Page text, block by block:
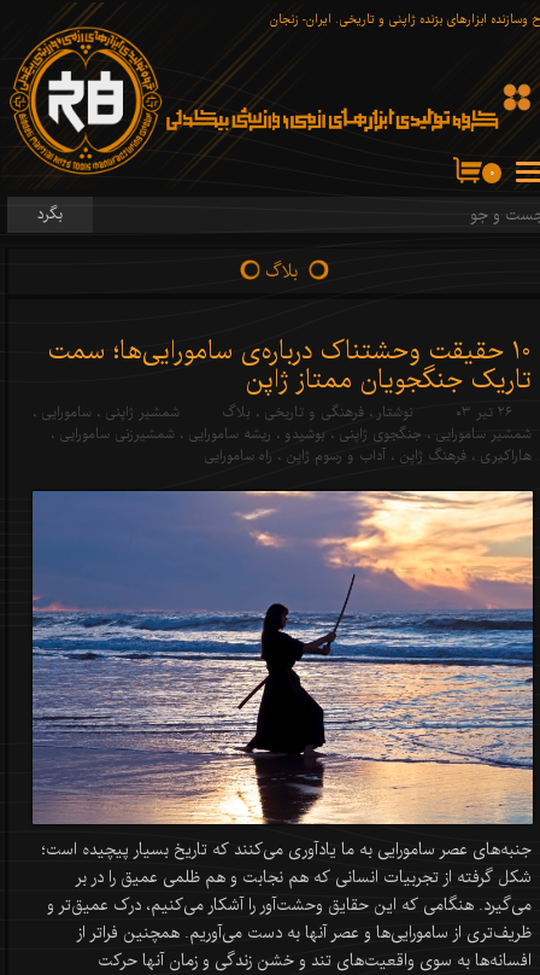
وسازنده ابزارهای برّنده ژاپنی و تاریخی. ایران- زنجان
۰
بگرد
10 حقیقت وحشتناک درباره‌ی سامورایی‌ها؛ سمت
تاریک جنگجویان ممتاز ژاپن
۲۶ تیر ۰۳ نوشتار ، فرهنگی و تاریخی ، بلاگ شمشیر ژاپنی ، سامورایی ،
شمشیر سامورایی ، جنگجوی ژاپنی ، بوشیدو ، ریشه سامورایی ، شمشیرزنی سامورایی ،
هاراکیری ، فرهنگ ژاپن ، آداب و رسوم ژاپن ، راه سامورایی
جنبه‌های عصر سامورایی به ما یادآوری می‌کنند که تاریخ بسیار پیچیده است؛
شکل گرفته از تجربیات انسانی که هم نجابت و هم ظلمی عمیق را در بر
می‌گیرد. هنگامی که این حقایق وحشت‌آور را آشکار می‌کنیم، درک عمیق‌تر و
ظریف‌تری از سامورایی‌ها و عصر آنها به دست می‌آوریم. همچنین فراتر از
افسانه‌ها به سوی واقعیت‌های تند و خشن زندگی و زمان آنها حرکت
بلاگ